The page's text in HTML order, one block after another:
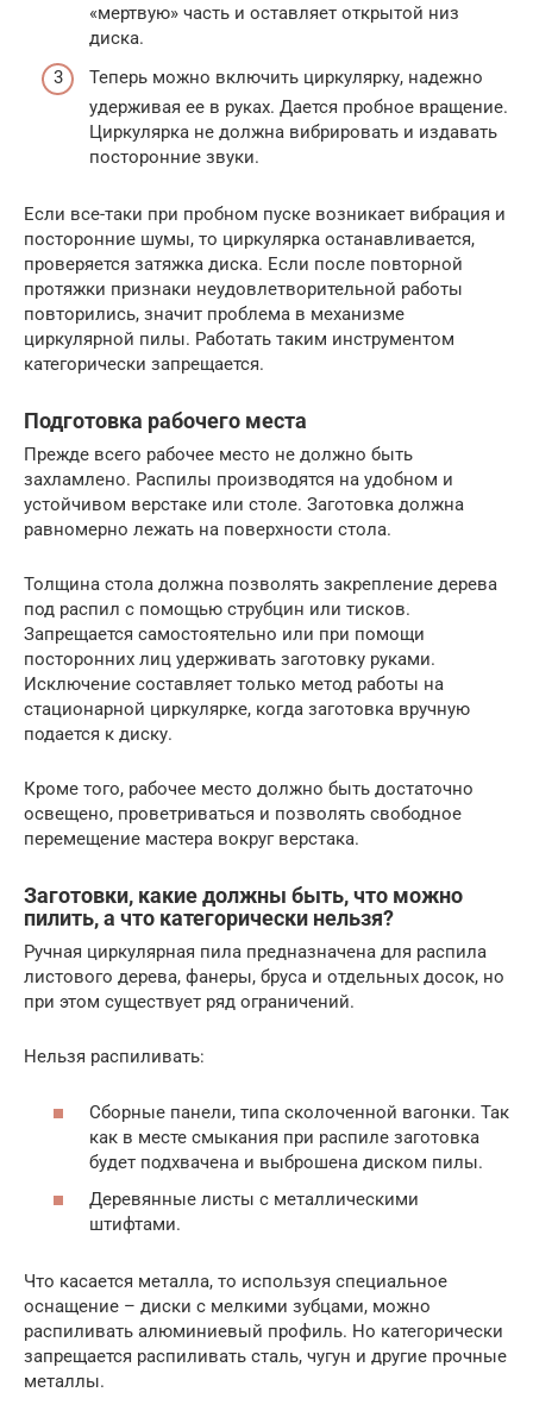
«мертвую» часть и оставляет открытой низ
диска.
Теперь можно включить циркулярку, надежно
удерживая ее в руках. Дается пробное вращение.
Циркулярка не должна вибрировать и издавать
посторонние звуки.
Если все-таки при пробном пуске возникает вибрация и
посторонние шумы, то циркулярка останавливается,
проверяется затяжка диска. Если после повторной
протяжки признаки неудовлетворительной работы
повторились, значит проблема в механизме
циркулярной пилы. Работать таким инструментом
категорически запрещается.
Подготовка рабочего места
Прежде всего рабочее место не должно быть
захламлено. Распилы производятся на удобном и
устойчивом верстаке или столе. Заготовка должна
равномерно лежать на поверхности стола.
Толщина стола должна позволять закрепление дерева
под распил с помощью струбцин или тисков.
Запрещается самостоятельно или при помощи
посторонних лиц удерживать заготовку руками.
Исключение составляет только метод работы на
стационарной циркулярке, когда заготовка вручную
подается к диску.
Кроме того, рабочее место должно быть достаточно
освещено, проветриваться и позволять свободное
перемещение мастера вокруг верстака.
Заготовки, какие должны быть, что можно
пилить, а что категорически нельзя?
Ручная циркулярная пила предназначена для распила
листового дерева, фанеры, бруса и отдельных досок, но
при этом существует ряд ограничений.
Нельзя распиливать:
Сборные панели, типа сколоченной вагонки. Так
как в месте смыкания при распиле заготовка
будет подхвачена и выброшена диском пилы.
Деревянные листы с металлическими
штифтами.
Что касается металла, то используя специальное
оснащение – диски с мелкими зубцами, можно
распиливать алюминиевый профиль. Но категорически
запрещается распиливать сталь, чугун и другие прочные
металлы.